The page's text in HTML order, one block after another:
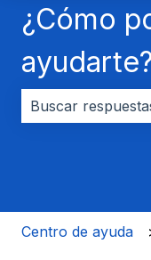
¿Cómo
ayudarte?
Centro de ayuda